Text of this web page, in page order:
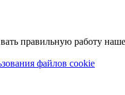
правильную работу
файлов cookie